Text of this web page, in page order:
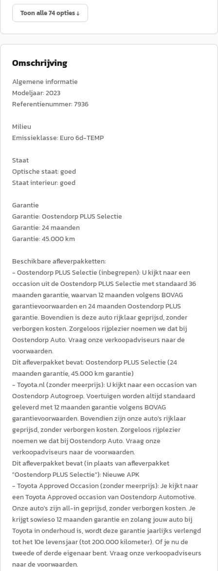
Toon alle 74 opties ↓
Omschrijving
Algemene informatie
Modeljaar: 2023
Referentienummer: 7936
Milieu
Emissieklasse: Euro 6d-TEMP
Staat
Optische staat: goed
Staat interieur: goed
Garantie
Garantie: Oostendorp PLUS Selectie
Garantie: 24 maanden
Garantie: 45.000 km
Beschikbare afleverpakketten:
- Oostendorp PLUS Selectie (inbegrepen): U kijkt naar een
occasion uit de Oostendorp PLUS Selectie met standaard 36
maanden garantie, waarvan 12 maanden volgens BOVAG
garantievoorwaarden en 24 maanden Oostendorp PLUS
garantie. Bovendien is deze auto rijklaar geprijsd, zonder
verborgen kosten. Zorgeloos rijplezier noemen we dat bij
Oostendorp Auto. Vraag onze verkoopadviseurs naar de
voorwaarden.
Dit afleverpakket bevat: Oostendorp PLUS Selectie (24
maanden garantie, 45.000 km garantie)
- Toyota.nl (zonder meerprijs): U kijkt naar een occasion van
Oostendorp Autogroep. Voertuigen worden altijd standaard
geleverd met 12 maanden garantie volgens BOVAG
garantievoorwaarden. Bovendien zijn onze auto's rijklaar
geprijsd, zonder verborgen kosten. Zorgeloos rijplezier
noemen we dat bij Oostendorp Auto. Vraag onze
verkoopadviseurs naar de voorwaarden.
Dit afleverpakket bevat (in plaats van afleverpakket
"Oostendorp PLUS Selectie"): Nieuwe APK
- Toyota Approved Occasion (zonder meerprijs): Je kijkt naar
een Toyota Approved occasion van Oostendorp Automotive.
Onze auto's zijn all-in geprijsd, zonder verborgen kosten. Je
krijgt sowieso 12 maanden garantie en zolang jouw auto bij
Toyota in onderhoud is, wordt deze garantie jaarlijks verlengd
tot het 10e levensjaar (tot 200.000 kilometer). Of je nu de
tweede of derde eigenaar bent. Vraag onze verkoopadviseurs
naar de voorwaarden.